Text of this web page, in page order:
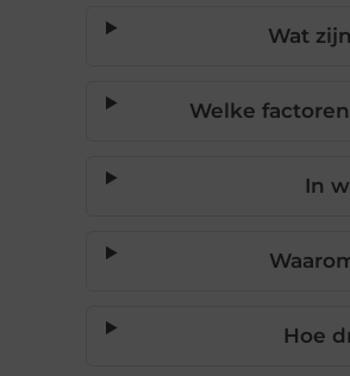
Wat
Welke
In
Hoe